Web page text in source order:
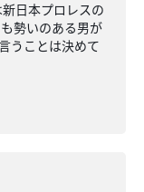
日本プロレスの
勢いのある男が
うことは決めて